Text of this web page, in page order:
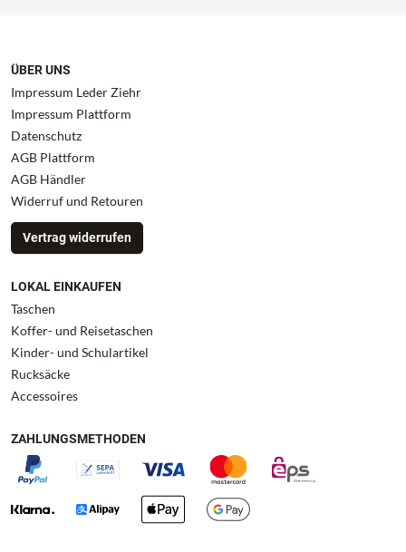
ÜBER UNS
Impressum Leder Ziehr
Impressum Plattform
Datenschutz
AGB Plattform
AGB Händler
Widerruf und Retouren
Vertrag widerrufen
LOKAL EINKAUFEN
Taschen
Koffer- und Reisetaschen
Kinder- und Schulartikel
Rucksäcke
Accessoires
ZAHLUNGSMETHODEN